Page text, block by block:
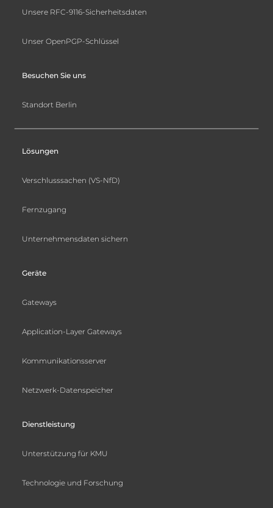
Unsere RFC-9116-Sicherheitsdaten
Unser OpenPGP-Schlüssel
Besuchen Sie uns
Standort Berlin
Lösungen
Verschlusssachen (VS-NfD)
Fernzugang
Unternehmensdaten sichern
Geräte
Gateways
Application-Layer Gateways
Kommunikationsserver
Netzwerk-Datenspeicher
Dienstleistung
Unterstützung für KMU
Technologie und Forschung